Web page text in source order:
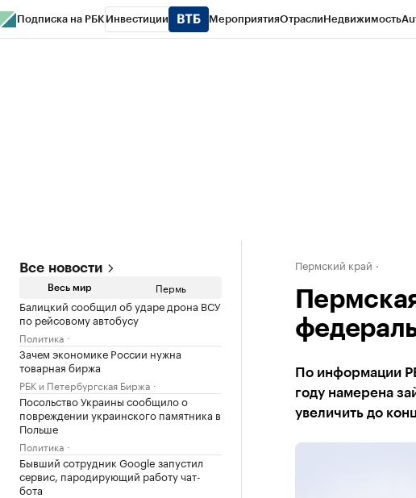
Подписка на РБК Инвестиции МероприятияОтраслиНедвижимость
Все новости
Весь мир Пермь
Балицкий сообщил об ударе дрона ВСУ
по рейсовому автобусу
Политика
Зачем экономике России нужна
товарная биржа
РБК и Петербургская Биржа
Посольство Украины сообщило о
повреждении украинского памятника в
Польше
Политика
Бывший сотрудник Google запустил
сервис, пародирующий работу чат-
бота
Пермский край
По информации
году намерена
увеличить до